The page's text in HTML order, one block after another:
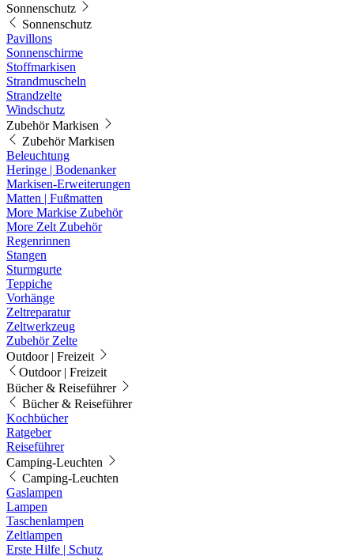
Sonnenschutz
Sonnenschutz
Pavillons
Sonnenschirme
Stoffmarkisen
Strandmuscheln
Strandzelte
Windschutz
Zubehör Markisen
Zubehör Markisen
Beleuchtung
Heringe | Bodenanker
Markisen-Erweiterungen
Matten | Fußmatten
More Markise Zubehör
More Zelt Zubehör
Regenrinnen
Stangen
Sturmgurte
Teppiche
Vorhänge
Zeltreparatur
Zeltwerkzeug
Zubehör Zelte
Outdoor | Freizeit
Outdoor | Freizeit
Bücher & Reiseführer
Bücher & Reiseführer
Kochbücher
Ratgeber
Reiseführer
Camping-Leuchten
Camping-Leuchten
Gaslampen
Lampen
Taschenlampen
Zeltlampen
Erste Hilfe | Schutz